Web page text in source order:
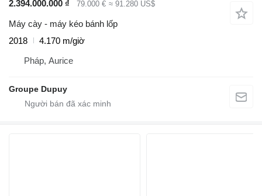
2.394.000.000 ₫ 79.000 € ≈ 91.280 US$
Máy cày - máy kéo bánh lốp
2018
4.170 m/giờ
Pháp, Aurice
Groupe Dupuy